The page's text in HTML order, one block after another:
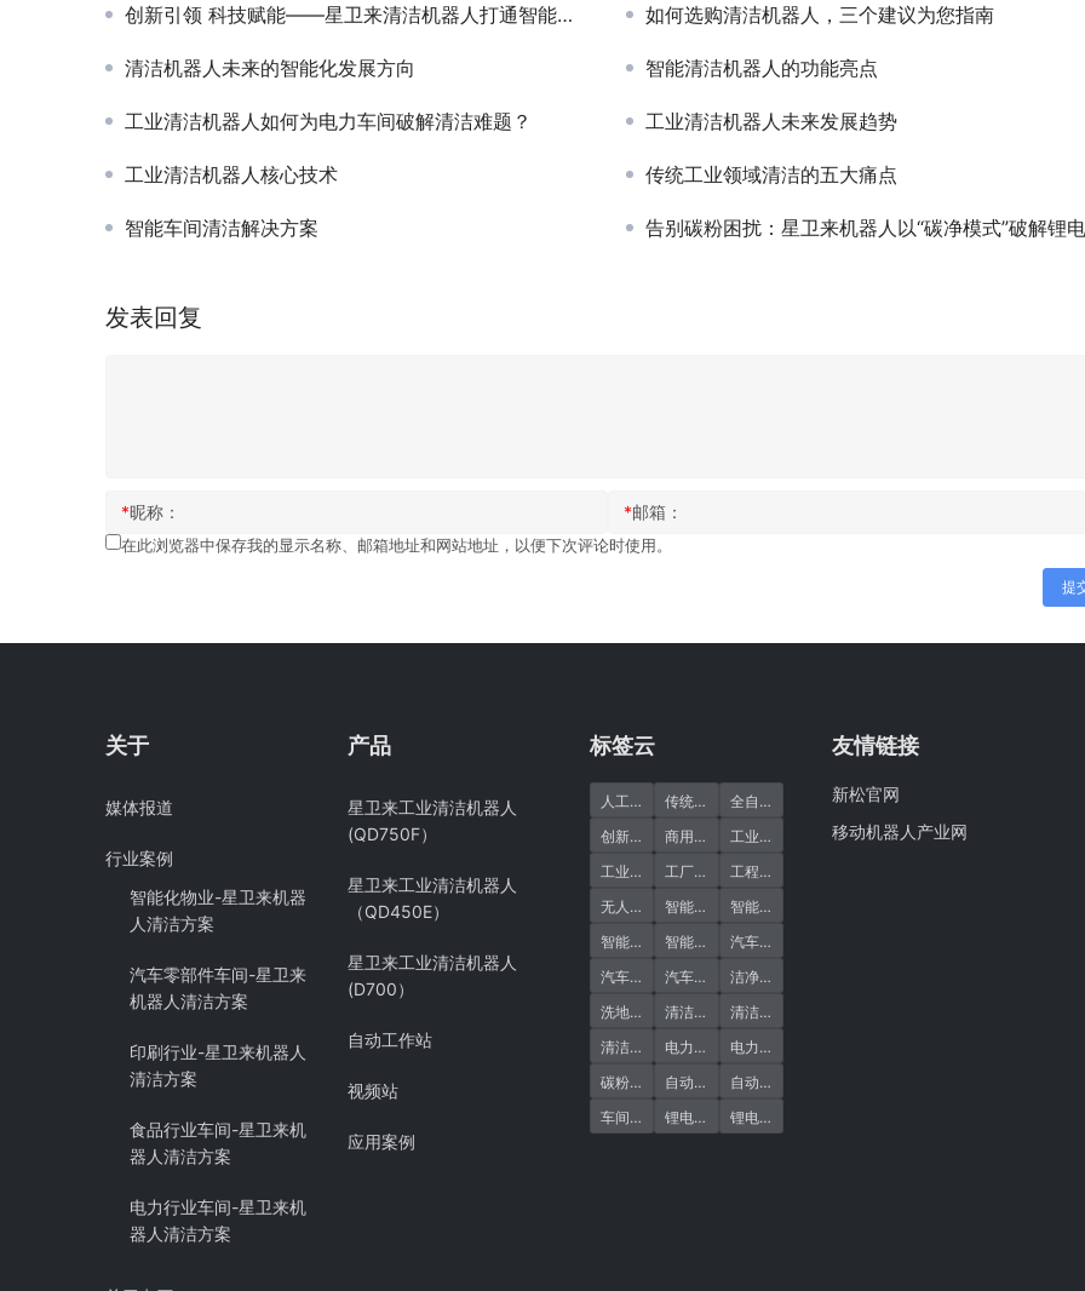
创新引领 科技赋能——星卫来清洁机器人打通智能制造“最后一公里” 如何选购清洁机器人，三个建议为您指南
清洁机器人未来的智能化发展方向 智能清洁机器人的功能亮点
工业清洁机器人如何为电力车间破解清洁难题？ 工业清洁机器人未来发展趋势
工业清洁机器人核心技术 传统工业领域清洁的五大痛点
智能车间清洁解决方案 告别碳粉困扰：星卫来机器人以“碳净模式”破解锂电车间清洁难题
发表回复
*昵称： *邮箱：
在此浏览器中保存我的显示名称、邮箱地址和网站地址，以便下次评论时使用。
提
关于
媒体报道
行业案例
智能化物业-星卫来机器
人清洁方案
汽车零部件车间-星卫来
机器人清洁方案
印刷行业-星卫来机器人
清洁方案
食品行业车间-星卫来机
器人清洁方案
电力行业车间-星卫来机
器人清洁方案
产品
星卫来工业清洁机器人
(QD750F）
星卫来工业清洁机器人
（QD450E）
星卫来工业清洁机器人
(D700）
自动工作站
视频站
应用案例
标签云
人工清洁缺点 (10)
传统清洁 (5) 全自动清洁机器人 (2)
创新引领 (9) 商用清洁机器人 (2)
工业清洁
工业清洁机器人 (1)
工厂清洗 (21)工程清洁
无人清洁 (1) 智能洗地机器人 (1)
智能清洁
智能清洁机器人 (1)
智能车间清洁 (20)
汽车行业清洁
汽车车间 (1) 汽车零部件 (1)洁净作业
洗地机器人 (1)清洁作业 (21)清洁好处
清洁机器人 (22)
电力行业清洁 (1)
电力车间
碳粉清洁 (1) 自动扫地机 (1)自动扫地机器人
车间清洁 (1) 锂电碳粉 (1) 锂电车间清洁
友情链接
新松官网
移动机器人产业网